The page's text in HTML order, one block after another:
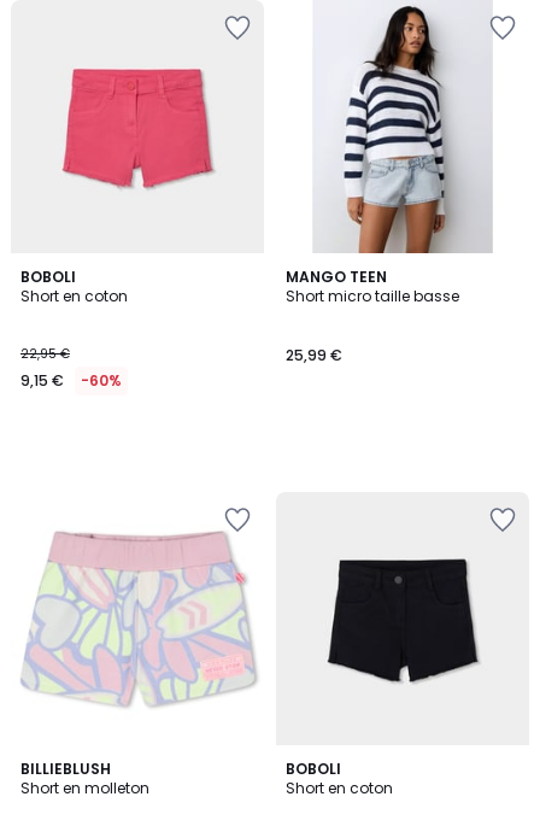
BOBOLI
Short en coton
22,95 €
9,15 € -60%
MANGO TEEN
Short micro taille basse
25,99 €
BILLIEBLUSH
Short en molleton
BOBOLI
Short en coton